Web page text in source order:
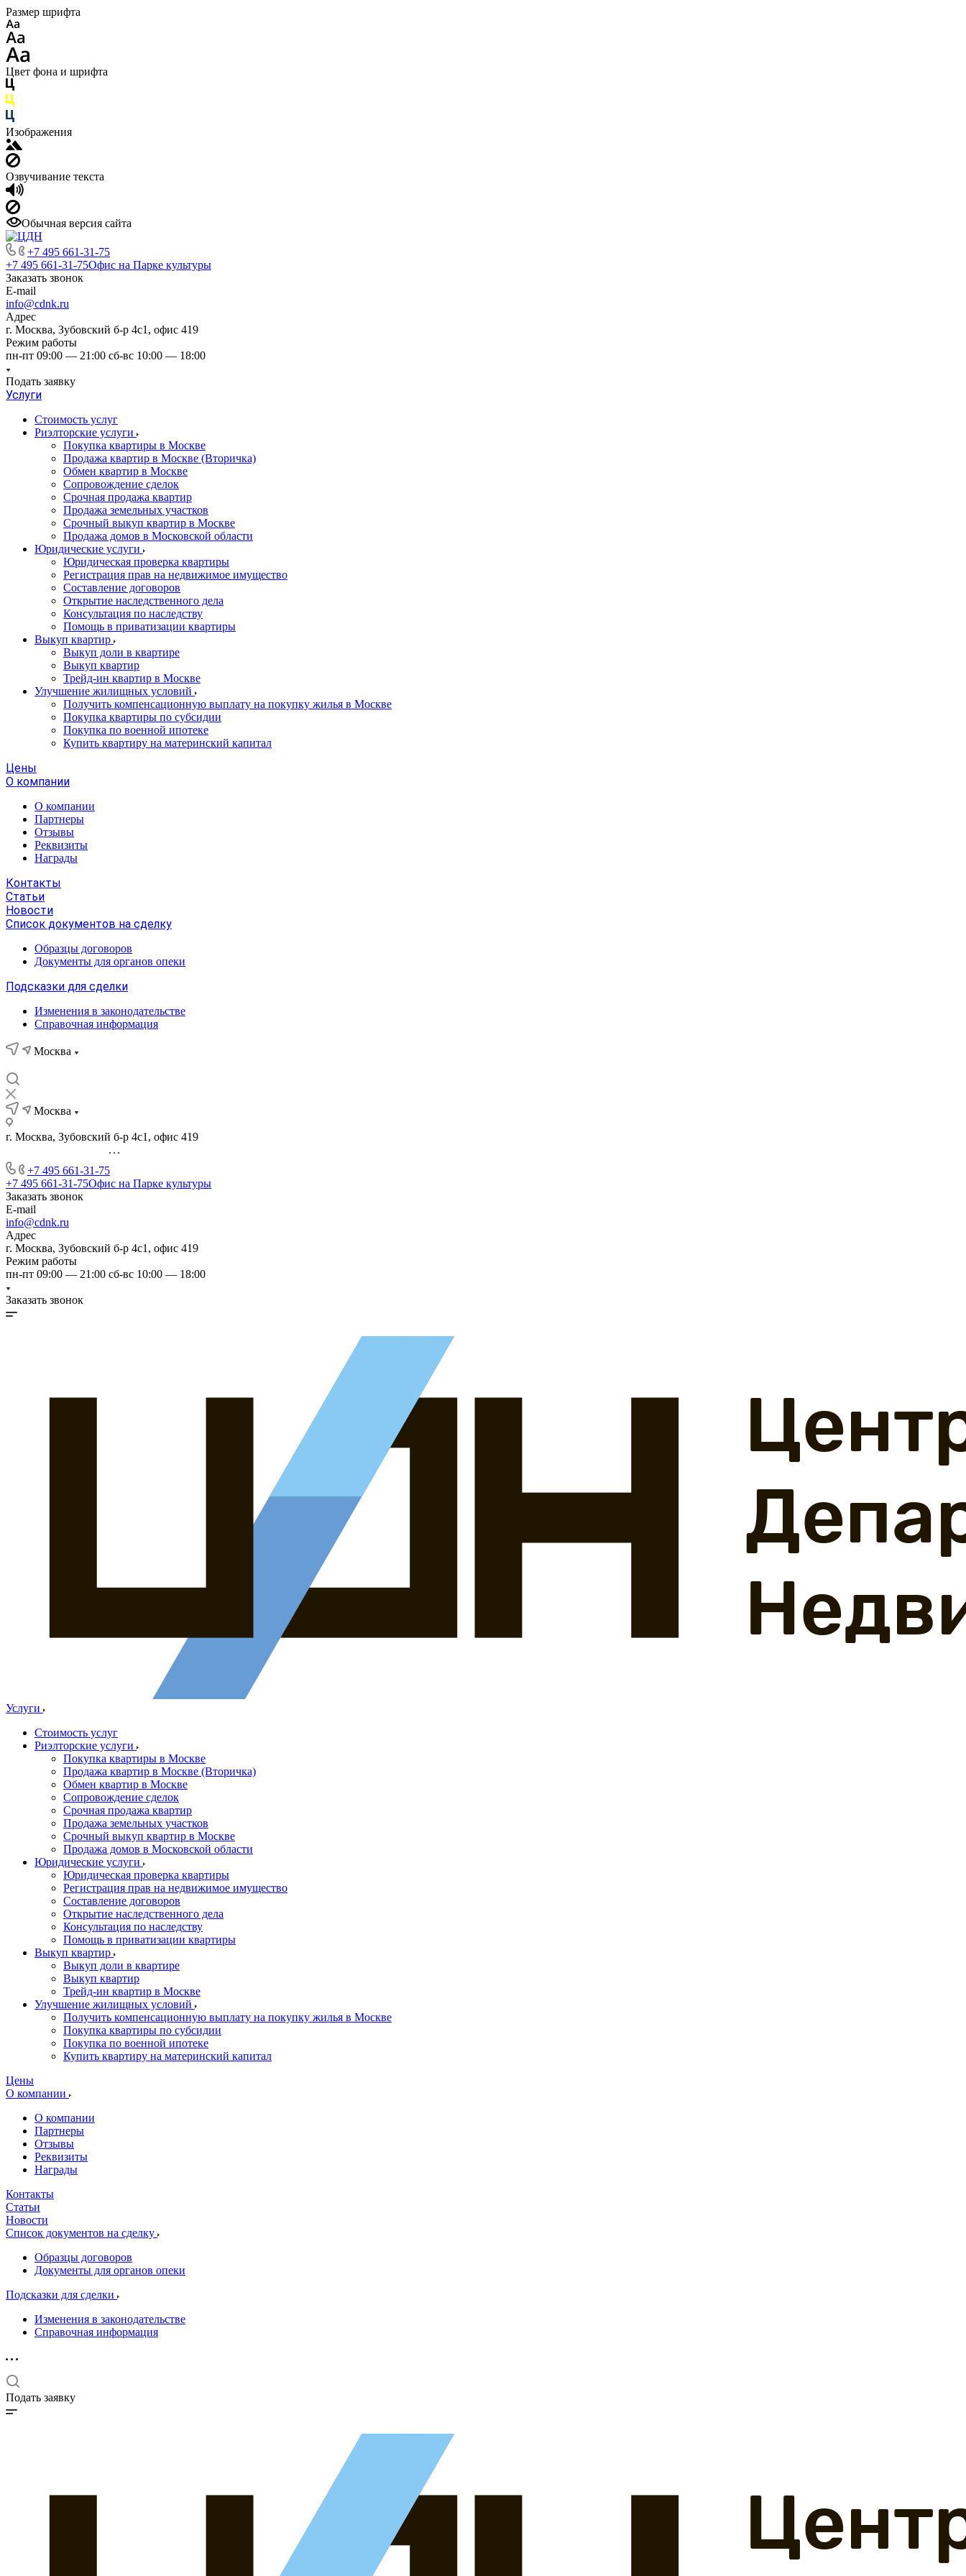
Размер шрифта
Цвет фона и шрифта
Изображения
Озвучивание текста
Обычная версия сайта
+7 495 661-31-75
+7 495 661-31-75Офис на Парке культуры
Заказать звонок
E-mail
info@cdnk.ru
Адрес
г. Москва, Зубовский б-р 4с1, офис 419
Режим работы
пн-пт 09:00 — 21:00 сб-вс 10:00 — 18:00
Подать заявку
Услуги
Стоимость услуг
Риэлторские услуги
Покупка квартиры в Москве
Продажа квартир в Москве (Вторичка)
Обмен квартир в Москве
Сопровождение сделок
Срочная продажа квартир
Продажа земельных участков
Срочный выкуп квартир в Москве
Продажа домов в Московской области
Юридические услуги
Юридическая проверка квартиры
Регистрация прав на недвижимое имущество
Составление договоров
Открытие наследственного дела
Консультация по наследству
Помощь в приватизации квартиры
Выкуп квартир
Выкуп доли в квартире
Выкуп квартир
Трейд-ин квартир в Москве
Улучшение жилищных условий
Получить компенсационную выплату на покупку жилья в Москве
Покупка квартиры по субсидии
Покупка по военной ипотеке
Купить квартиру на материнский капитал
Цены
О компании
О компании
Партнеры
Отзывы
Реквизиты
Награды
Контакты
Статьи
Новости
Список документов на сделку
Образцы договоров
Документы для органов опеки
Подсказки для сделки
Изменения в законодательстве
Справочная информация
Москва
Москва
г. Москва, Зубовский б-р 4с1, офис 419
...
+7 495 661-31-75
+7 495 661-31-75Офис на Парке культуры
Заказать звонок
E-mail
info@cdnk.ru
Адрес
г. Москва, Зубовский б-р 4с1, офис 419
Режим работы
пн-пт 09:00 — 21:00 сб-вс 10:00 — 18:00
Заказать звонок
Услуги
Стоимость услуг
Риэлторские услуги
Покупка квартиры в Москве
Продажа квартир в Москве (Вторичка)
Обмен квартир в Москве
Сопровождение сделок
Срочная продажа квартир
Продажа земельных участков
Срочный выкуп квартир в Москве
Продажа домов в Московской области
Юридические услуги
Юридическая проверка квартиры
Регистрация прав на недвижимое имущество
Составление договоров
Открытие наследственного дела
Консультация по наследству
Помощь в приватизации квартиры
Выкуп квартир
Выкуп доли в квартире
Выкуп квартир
Трейд-ин квартир в Москве
Улучшение жилищных условий
Получить компенсационную выплату на покупку жилья в Москве
Покупка квартиры по субсидии
Покупка по военной ипотеке
Купить квартиру на материнский капитал
Цены
О компании
О компании
Партнеры
Отзывы
Реквизиты
Награды
Контакты
Статьи
Новости
Список документов на сделку
Образцы договоров
Документы для органов опеки
Подсказки для сделки
Изменения в законодательстве
Справочная информация
Подать заявку